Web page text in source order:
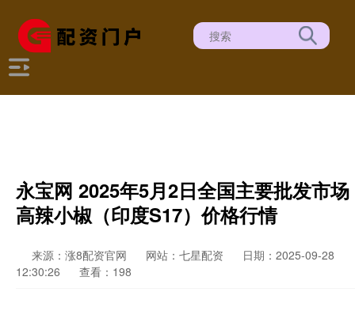
永宝网 2025年5月2日全国主要批发市场
高辣小椒（印度S17）价格行情
来源：涨8配资官网 网站：七星配资
日期：2025-09-28
12:30:26
查看：198